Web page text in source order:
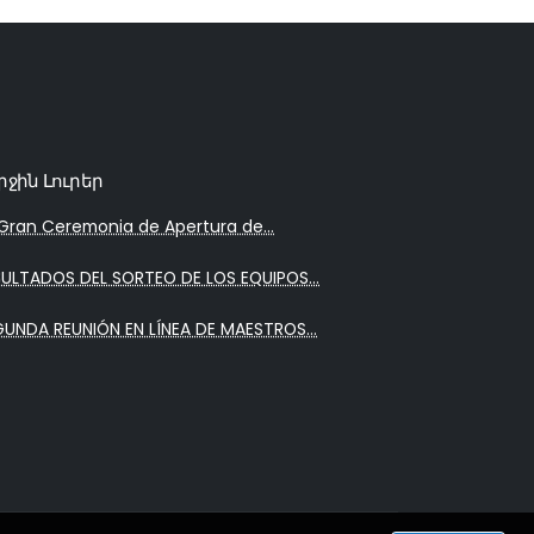
Լուրեր
Ceremonia de Apertura de...
DEL SORTEO DE LOS EQUIPOS...
REUNIÓN EN LÍNEA DE MAESTROS...